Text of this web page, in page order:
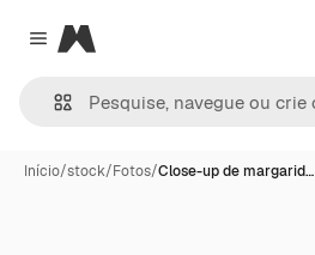
Close menu
Magnific
Início/stock/Fotos/Close-up de margarid…